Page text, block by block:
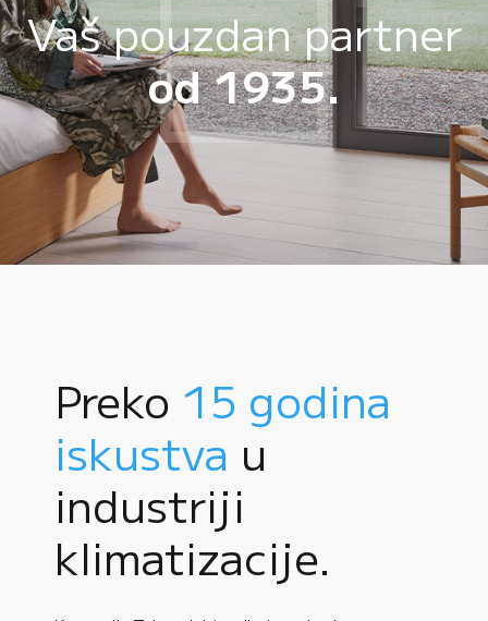
Vaš pouzdan partner
od 1935.
Preko 15 godina
iskustva u
industriji
klimatizacije.